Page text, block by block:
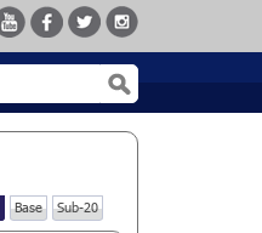
Base Sub-20